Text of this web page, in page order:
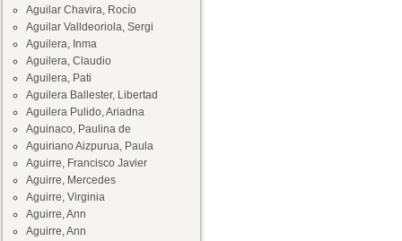
Aguilar Chavira, Rocío
Aguilar Valldeoriola, Sergi
Aguilera, Inma
Aguilera, Claudio
Aguilera, Pati
Aguilera Ballester, Libertad
Aguilera Pulido, Ariadna
Aguinaco, Paulina de
Aguiriano Aizpurua, Paula
Aguirre, Francisco Javier
Aguirre, Mercedes
Aguirre, Virginia
Aguirre, Ann
Aguirre, Ann